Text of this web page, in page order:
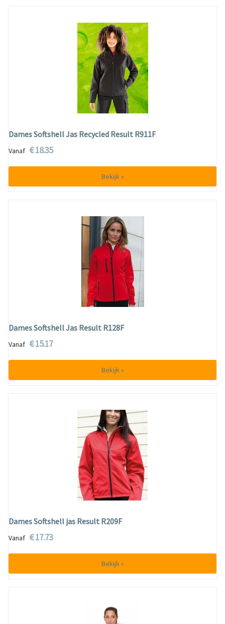
Dames Softshell Jas Recycled Result R911F
Vanaf € 18.35
Bekijk »
Dames Softshell Jas Result R128F
Vanaf € 15.17
Bekijk »
Dames Softshell jas Result R209F
Vanaf € 17.73
Bekijk »